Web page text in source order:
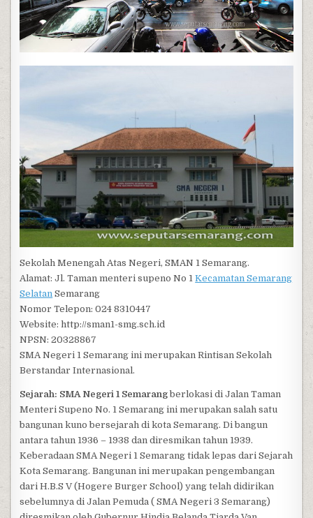
Sekolah Menengah Atas Negeri, SMAN 1 Semarang.
Alamat: Jl. Taman menteri supeno No 1Kecamatan Semarang
Selatan Semarang
Nomor Telepon: 024 8310447
Website: http://sman1-smg.sch.id
NPSN: 20328867
SMA Negeri 1 Semarang ini merupakan Rintisan Sekolah
Berstandar Internasional.
Sejarah: SMA Negeri 1 Semarangberlokasi di Jalan Taman
Menteri Supeno No. 1 Semarang ini merupakan salah satu
bangunan kuno bersejarah di kota Semarang. Di bangun
antara tahun 1936 – 1938 dan diresmikan tahun 1939.
Keberadaan SMA Negeri 1 Semarang tidak lepas dari Sejarah
Kota Semarang. Bangunan ini merupakan pengembangan
dari H.B.S V (Hogere Burger School) yang telah didirikan
sebelumnya di Jalan Pemuda ( SMA Negeri 3 Semarang)